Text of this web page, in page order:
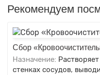
Рекомендуем
Сбор
Назначение:
стенках сосудов,